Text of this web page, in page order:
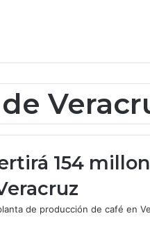
154
de producción de café en